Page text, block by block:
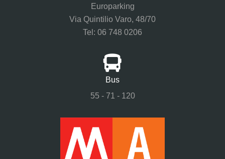
Europarking
Via Quintilio Varo, 48/70
Tel: 06 748 0206
Bus
55 - 71 - 120